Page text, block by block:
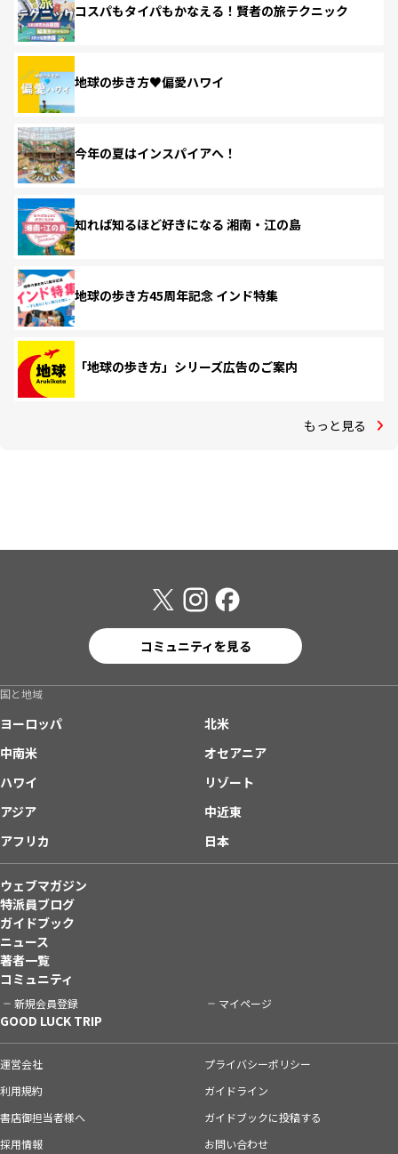
コスパもタイパもかなえる！賢者の旅テクニック
地球の歩き方♥偏愛ハワイ
今年の夏はインスパイアへ！
知れば知るほど好きになる 湘南・江の島
地球の歩き方45周年記念 インド特集
「地球の歩き方」シリーズ広告のご案内
もっと見る
コミュニティを見る
国と地域
ヨーロッパ
北米
中南米
オセアニア
ハワイ
リゾート
アジア
中近東
アフリカ
日本
ウェブマガジン
特派員ブログ
ガイドブック
ニュース
著者一覧
コミュニティ
新規会員登録 マイページ
GOOD LUCK TRIP
運営会社
プライバシーポリシー
利用規約
ガイドライン
書店御担当者様へ
ガイドブックに投稿する
採用情報
お問い合わせ